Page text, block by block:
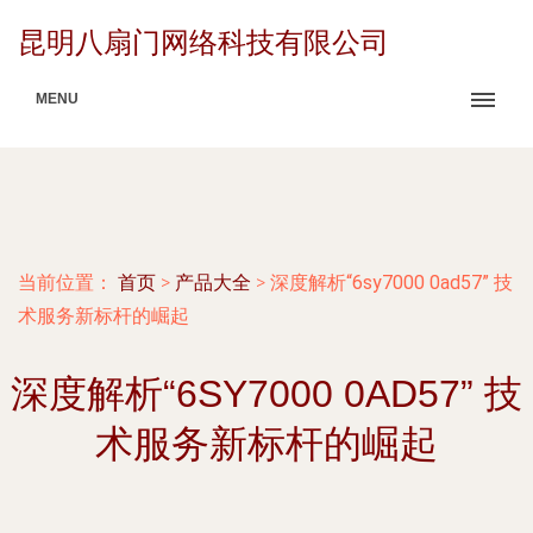
昆明八扇门网络科技有限公司
MENU
当前位置： 首页 > 产品大全 > 深度解析“6sy7000 0ad57” 技
术服务新标杆的崛起
深度解析“6SY7000 0AD57” 技
术服务新标杆的崛起